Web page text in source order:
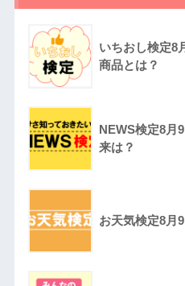
いちおし検定8
商品とは？
NEWS検定8月
来は？
お天気検定8月